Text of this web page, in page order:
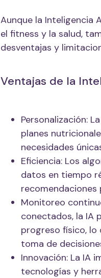
Aunque la Inteligencia
el fitness y la salud,
desventajas y
Ventajas de la
Personalización:
planes
necesidades
Eficiencia: Los
datos en tiempo
recomendaciones
Monitoreo
conectados, la IA
progreso físico,
toma de
Innovación: La IA
tecnologías y